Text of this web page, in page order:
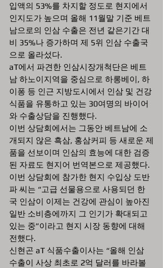
입액의 53%를 차지할 정도로 현지에서
인지도가 높으며 올해 11월말 기준 베트
남으로의 인삼 수출은 전년 같은기간 대
비 35%나 증가하며 제 5위 인삼 수출국
으로 올라섰다.
aT에서 파견한 인삼시장개척단은 베트
남 하노이지역을 중심으로 하롱베이, 하
이퐁 등 인근 지방도시에서 인삼 및 건강
식품을 유통하고 있는 30여명의 바이어
와 수출상담을 진행했다.
이번 상담회에서는 그동안 베트남에 소
개되지 않은 흑삼, 홍삼커피 등 새로운 제
품을 선보이며 인삼의 효능에 대한 검증
된 자료도 현지어 번역본으로 제공했다.
이번 상담회에 참가한 현지 수입상 도반
파 씨는 “고급 선물용으로 사용되던 한
국 인삼이 이제는 건강에 관심이 높아진
일반 소비층에까지 그 인기가 확대되고
있는 중”이라고 현지 시장 동향에 대해
전했다.
신현곤 aT 식품수출이사는 “올해 인삼
수출이 사상 최초로 2억 달러를 바라볼